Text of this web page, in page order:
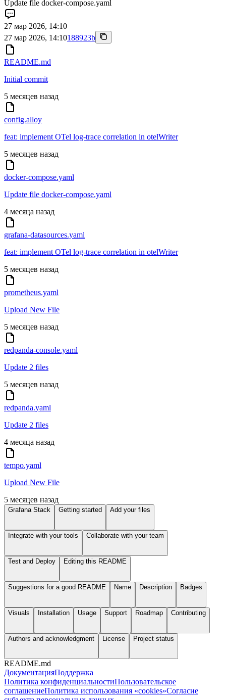
Update file docker-compose.yaml
27 мар 2026, 14:10
27 мар 2026, 14:10188923b
README.md
Initial commit
5 месяцев назад
config.alloy
feat: implement OTel log-trace correlation in otelWriter
5 месяцев назад
docker-compose.yaml
Update file docker-compose.yaml
4 месяца назад
grafana-datasources.yaml
feat: implement OTel log-trace correlation in otelWriter
5 месяцев назад
prometheus.yaml
Upload New File
5 месяцев назад
redpanda-console.yaml
Update 2 files
5 месяцев назад
redpanda.yaml
Update 2 files
4 месяца назад
tempo.yaml
Upload New File
5 месяцев назад
Grafana Stack Getting started Add your files
Integrate with your tools Collaborate with your team
Test and Deploy Editing this README
Suggestions for a good README Name Description Badges
Visuals Installation Usage Support Roadmap Contributing
Authors and acknowledgment License Project status
README.md
ДокументацияПоддержка
Политика конфиденциальностиПользовательское
соглашениеПолитика использования «cookies»Согласие